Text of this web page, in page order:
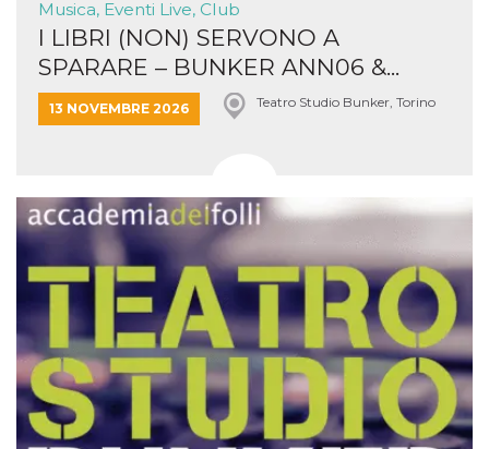
Musica, Eventi Live, Club
I LIBRI (NON) SERVONO A
SPARARE – BUNKER ANN06 &...
13 NOVEMBRE 2026 Teatro Studio Bunker, Torino